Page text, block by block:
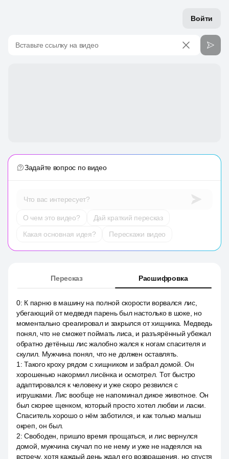
Войти
Вставьте ссылку на видео
Задайте вопрос по видео
Что вас интересует?
О чем это видео?
Дай краткий пересказ
Какая основная идея?
Перескажи видео
Пересказ Расшифровка
0: К парню в машину на полной скорости ворвался лис,
убегающий от медведя парень был настолько в шоке, но
моментально среагировал и закрылся от хищника. Медведь
понял, что не сможет поймать лиса, и разъярённый убежал
обратно детёныш лис жалобно жался к ногам спасителя и
скулил. Мужчина понял, что не должен оставлять.
1 :Такого кроху рядом с хищником и забрал домой. Он
хорошенько накормил лисёнка и осмотрел. Тот быстро
адаптировался к человеку и уже скоро резвился с
игрушками. Лис вообще не напоминал дикое животное. Он
был скорее щенком, который просто хотел любви и ласки.
Спаситель хорошо о нём заботился, и как только малыш
окреп, он был.
2:Свободен, пришло время прощаться, и лис вернулся
домой, мужчина скучал по не нему и уже не надеялся на
встречу, хотя каждый день ждал его возвращения, но спустя